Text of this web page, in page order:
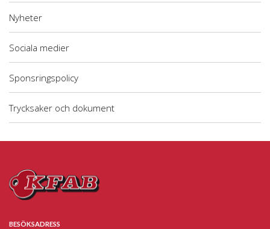
Nyheter
Sociala medier
Sponsringspolicy
Trycksaker och dokument
BESÖKSADRESS